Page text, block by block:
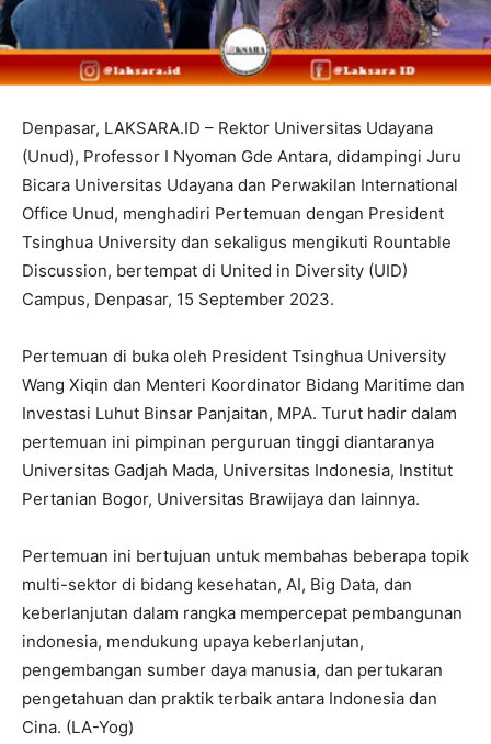
Denpasar, LAKSARA.ID – Rektor Universitas Udayana
(Unud), Professor I Nyoman Gde Antara, didampingi Juru
Bicara Universitas Udayana dan Perwakilan International
Office Unud, menghadiri Pertemuan dengan President
Tsinghua University dan sekaligus mengikuti Rountable
Discussion, bertempat di United in Diversity (UID)
Campus, Denpasar, 15 September 2023.
Pertemuan di buka oleh President Tsinghua University
Wang Xiqin dan Menteri Koordinator Bidang Maritime dan
Investasi Luhut Binsar Panjaitan, MPA. Turut hadir dalam
pertemuan ini pimpinan perguruan tinggi diantaranya
Universitas Gadjah Mada, Universitas Indonesia, Institut
Pertanian Bogor, Universitas Brawijaya dan lainnya.
Pertemuan ini bertujuan untuk membahas beberapa topik
multi-sektor di bidang kesehatan, AI, Big Data, dan
keberlanjutan dalam rangka mempercepat pembangunan
indonesia, mendukung upaya keberlanjutan,
pengembangan sumber daya manusia, dan pertukaran
pengetahuan dan praktik terbaik antara Indonesia dan
Cina. (LA-Yog)